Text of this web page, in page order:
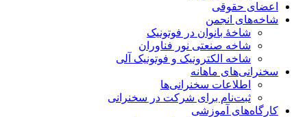
اعضای حقوقی
شاخه‌های انجمن
شاخۀ بانوان در فوتونیک
شاخه صنعتی نور فناوران
شاخه‌ الکترونیک و فوتونیک آلی
سخنرانی‌های ماهانه
اطلاعات سخنرانی‌‌ها
ثبت‌نام برای شرکت در سخنرانی
کارگاه‌های آموزشی